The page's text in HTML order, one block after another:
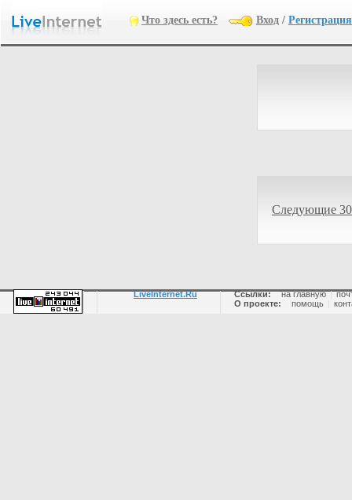
Что здесь есть? Вход / Регистрация
Следующие
LiveInternet.Ru Ссылки: на главную |
О проекте:
помощь